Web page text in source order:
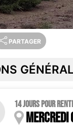
PARTAGER
14 jours pour
Mercredi